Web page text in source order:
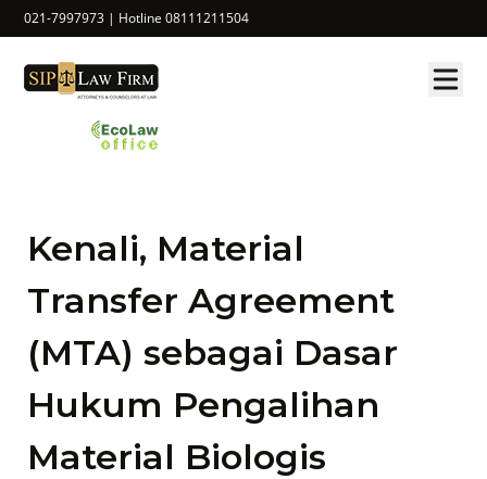
021-7997973 | Hotline 08111211504
Kenali, Material
Transfer Agreement
(MTA) sebagai Dasar
Hukum Pengalihan
Material Biologis